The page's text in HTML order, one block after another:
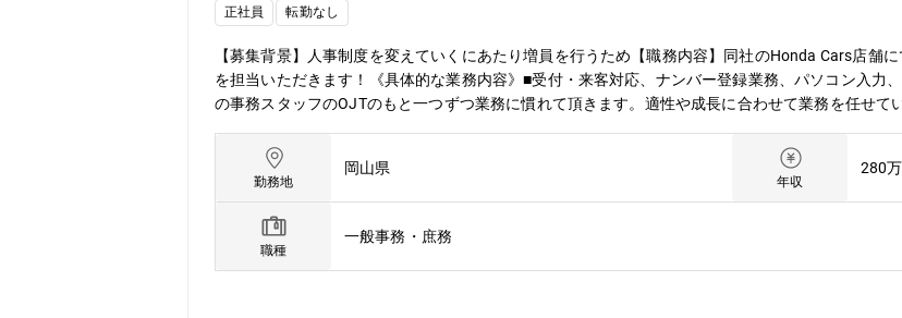
正社員 転勤なし
【募集背景】人事制度を変えていくにあたり増員を行うため【職務内容】同社のHonda Cars店舗
を担当いただきます！《具体的な業務内容》■受付・来客対応、ナンバー登録業務、パソコン入
の事務スタッフのOJTのもと一つずつ業務に慣れて頂きます。適性や成長に合わせて業務を任せ
勤務地
岡山県
年収
280
職種
一般事務・庶務